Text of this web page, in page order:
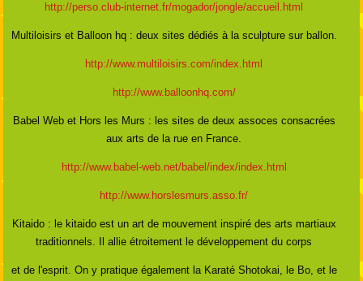
http://perso.club-internet.fr/mogador/jongle/accueil.html
Multiloisirs et Balloon hq : deux sites dédiés à la sculpture sur ballon.
http://www.multiloisirs.com/index.html
http://www.balloonhq.com/
Babel Web et Hors les Murs : les sites de deux assoces consacrées
aux arts de la rue en France.
http://www.babel-web.net/babel/index/index.html
http://www.horslesmurs.asso.fr/
Kitaido : le kitaido est un art de mouvement inspiré des arts martiaux
traditionnels. Il allie étroitement le développement du corps
et de l'esprit. On y pratique également la Karaté Shotokai, le Bo, et le